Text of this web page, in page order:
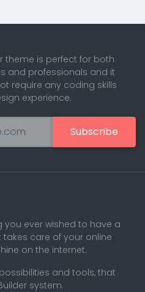
theme is perfect for both
and professionals and it
require any coding skills
experience.
Subscribe
you ever wished to have a
care of your online
on the internet.
and tools, that
system.